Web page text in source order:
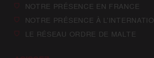
NOTRE PRÉSENCE EN FRANCE
NOTRE PRÉSENCE À
LE RÉSEAU ORDRE DE MALTE